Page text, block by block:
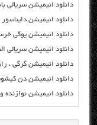
دانلود انیمیشن سریالی بابا لنگ دراز
دانلود انیمیشن دایناسور خوب ۲۰۱۵ با
دانلود انیمیشن یوگی خرسه ۱۹۶۴ با لینک
دانلود انیمیشن سریالی النا از آوالور
دانلود انیمیشن گرگی ، راز شگفت
دانلود انیمیشن دن کیشوت ۲۰۰۷ با لینک
دانلود انیمیشن نوازنده ویولن سل